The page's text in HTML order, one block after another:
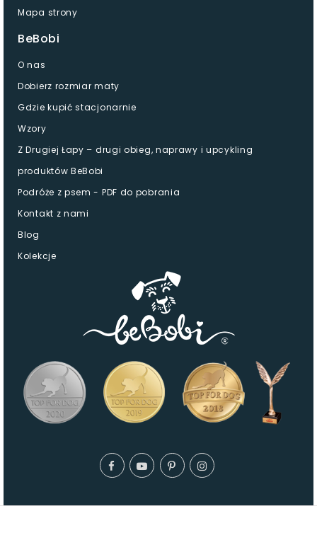
Mapa strony
BeBobi
O nas
Dobierz rozmiar maty
Gdzie kupić stacjonarnie
Wzory
Z Drugiej Łapy – drugi obieg, naprawy i upcykling
produktów BeBobi
Podróże z psem - PDF do pobrania
Kontakt z nami
Blog
Kolekcje